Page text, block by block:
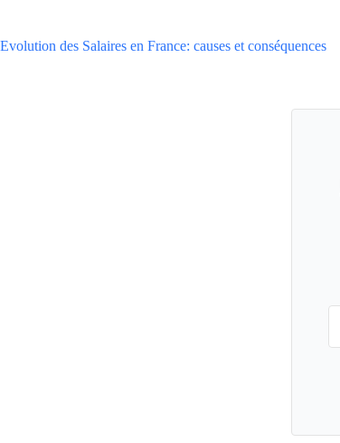
Evolution des Salaires en France: causes et conséquences